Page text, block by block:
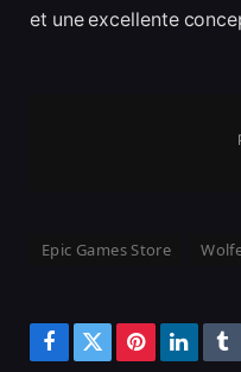
et une excellente
Epic Games Store
Facebook
TwitterPinterest